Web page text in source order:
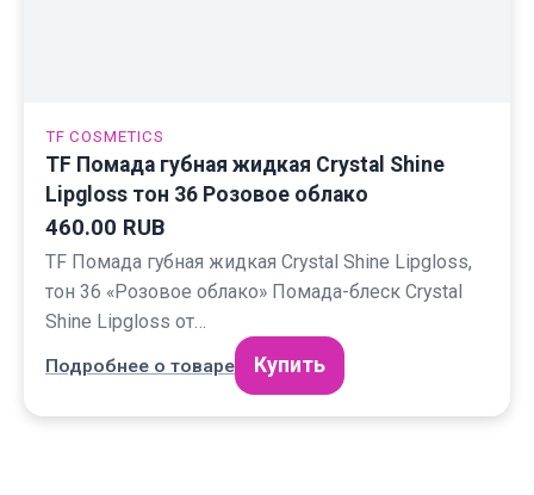
TF COSMETICS
TF Помада губная жидкая Crystal Shine
Lipgloss тон 36 Розовое облако
460.00 RUB
TF Помада губная жидкая Crystal Shine Lipgloss,
тон 36 «Розовое облако» Помада-блеск Crystal
Shine Lipgloss от…
Подробнее о товаре Купить